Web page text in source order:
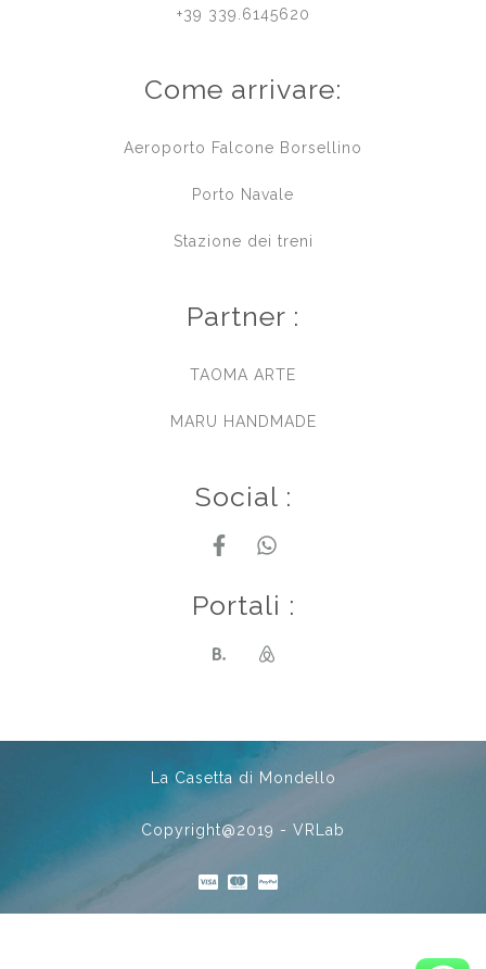
+39 339.6145620
Come arrivare:
Aeroporto Falcone Borsellino
Porto Navale
Stazione dei treni
Partner :
TAOMA ARTE
MARU HANDMADE
Social :
Portali :
La Casetta di Mondello
Copyright@2019 - VRLab